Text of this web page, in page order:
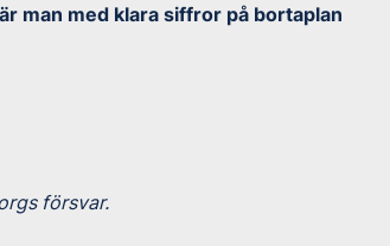
man med klara siffror på bortaplan
försvar.